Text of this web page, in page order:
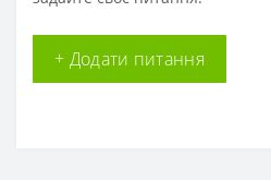
+ Додати питання